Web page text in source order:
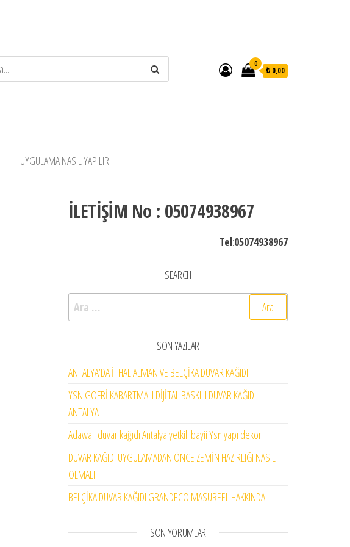
0
₺ 0,00
UYGULAMA NASIL YAPILIR
İLETİŞİM No : 05074938967
Tel:05074938967
SEARCH
Arama:
SON YAZILAR
ANTALYA’DA İTHAL ALMAN VE BELÇİKA DUVAR KAĞIDI .
YSN GOFRİ KABARTMALI DİJİTAL BASKILI DUVAR KAĞIDI
ANTALYA
Adawall duvar kağıdı Antalya yetkili bayii Ysn yapı dekor
DUVAR KAĞIDI UYGULAMADAN ÖNCE ZEMİN HAZIRLIĞI NASIL
OLMALI!
BELÇİKA DUVAR KAĞIDI GRANDECO MASUREEL HAKKINDA
SON YORUMLAR